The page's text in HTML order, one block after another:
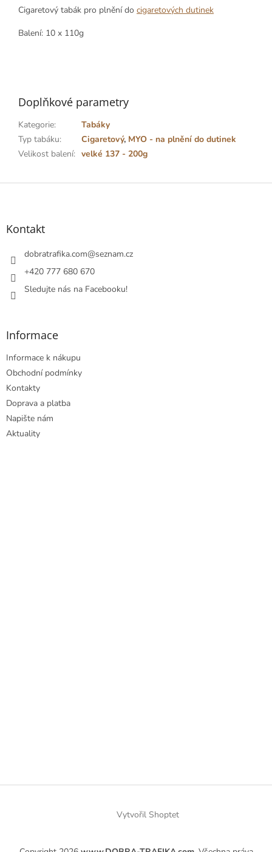
Cigaretový tabák pro plnění do cigaretových dutinek
Balení: 10 x 110g
Doplňkové parametry
Kategorie:
Tabáky
Typ tabáku: Cigaretový, MYO - na plnění do dutinek
Velikost balení: velké 137 - 200g
Z
Kontakt
dobratrafika.com@seznam.cz
+420 777 680 670
Sledujte nás na Facebooku!
Informace
Informace k nákupu
Obchodní podmínky
Kontakty
Doprava a platba
Napište nám
Aktuality
Vytvořil Shoptet